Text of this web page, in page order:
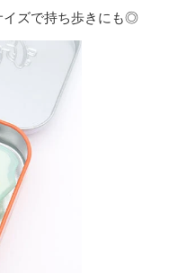
イズで持ち歩きにも◎